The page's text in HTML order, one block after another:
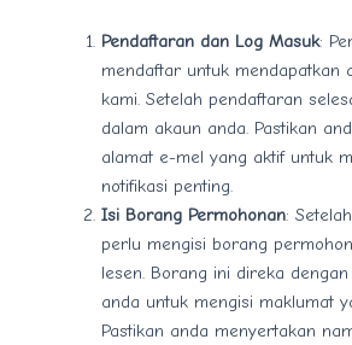
Pendaftaran dan Log Masuk:
mendaftar untuk mendapatkan
kami. Setelah pendaftaran
dalam akaun anda. Pastikan
alamat e-mel yang aktif untuk
notifikasi penting.
Isi Borang Permohonan:
perlu mengisi borang
lesen. Borang ini direka
anda untuk mengisi maklumat
Pastikan anda menyertakan